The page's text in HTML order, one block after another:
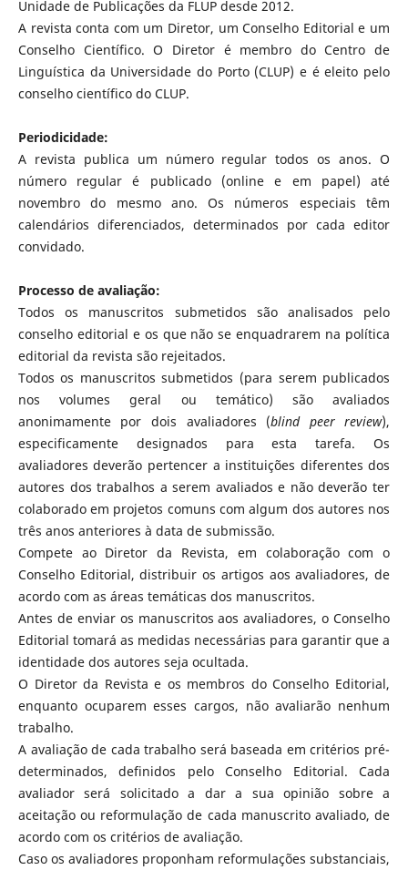
Unidade de Publicações da FLUP desde 2012.
A revista conta com um Diretor, um Conselho Editorial e um
Conselho Científico. O Diretor é membro do Centro de
Linguística da Universidade do Porto (CLUP) e é eleito pelo
conselho científico do CLUP.
Periodicidade:
A revista publica um número regular todos os anos. O
número regular é publicado (online e em papel) até
novembro do mesmo ano. Os números especiais têm
calendários diferenciados, determinados por cada editor
convidado.
Processo de avaliação:
Todos os manuscritos submetidos são analisados pelo
conselho editorial e os que não se enquadrarem na política
editorial da revista são rejeitados.
Todos os manuscritos submetidos (para serem publicados
nos volumes geral ou temático) são avaliados
anonimamente por dois avaliadores (blind peer review),
especificamente designados para esta tarefa. Os
avaliadores deverão pertencer a instituições diferentes dos
autores dos trabalhos a serem avaliados e não deverão ter
colaborado em projetos comuns com algum dos autores nos
três anos anteriores à data de submissão.
Compete ao Diretor da Revista, em colaboração com o
Conselho Editorial, distribuir os artigos aos avaliadores, de
acordo com as áreas temáticas dos manuscritos.
Antes de enviar os manuscritos aos avaliadores, o Conselho
Editorial tomará as medidas necessárias para garantir que a
identidade dos autores seja ocultada.
O Diretor da Revista e os membros do Conselho Editorial,
enquanto ocuparem esses cargos, não avaliarão nenhum
trabalho.
A avaliação de cada trabalho será baseada em critérios pré-
determinados, definidos pelo Conselho Editorial. Cada
avaliador será solicitado a dar a sua opinião sobre a
aceitação ou reformulação de cada manuscrito avaliado, de
acordo com os critérios de avaliação.
Caso os avaliadores proponham reformulações substanciais,